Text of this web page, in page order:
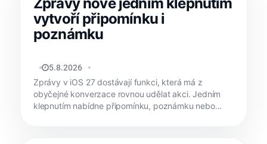
Zprávy nově jedním klepnutím
vytvoří připomínku i
poznámku
MATYÁŠ KOZÁK
5.8.2026
Zprávy v iOS 27 dostávají funkci, která má z
obyčejné konverzace rovnou udělat akci. Jedním
klepnutím nabídne připomínku, poznámku nebo...